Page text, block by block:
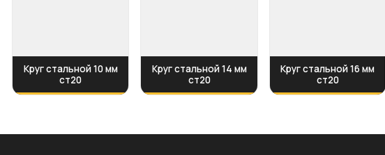
Круг стальной 10 мм
ст20
Круг стальной 14 мм
ст20
Круг стальной 16 мм
ст20